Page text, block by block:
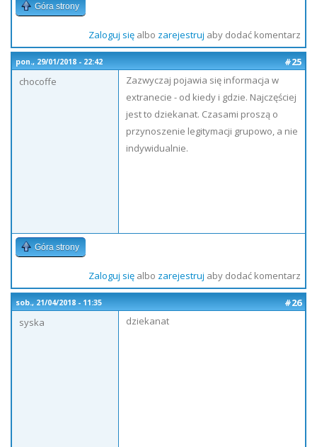
Góra strony
Zaloguj sięalbo zarejestruj aby dodać komentarz
pon., 29/01/2018 - 22:42
#25
chocoffe
Zazwyczaj pojawia się informacja w
extranecie - od kiedy i gdzie. Najczęściej
jest to dziekanat. Czasami proszą o
przynoszenie legitymacji grupowo, a nie
indywidualnie.
Góra strony
Zaloguj sięalbo zarejestruj aby dodać komentarz
sob., 21/04/2018 - 11:35
#26
syska
dziekanat